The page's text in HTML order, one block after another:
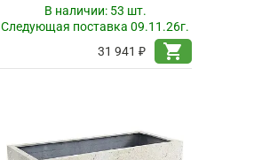
В наличии: 53 шт.
Следующая поставка 09.11.26г.
31 941 ₽
shopping_cart